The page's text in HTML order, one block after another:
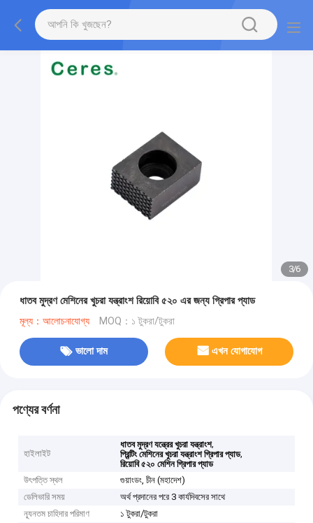
3/6
ধাতব মুদ্রণ মেশিনের খুচরা যন্ত্রাংশ রিয়োবি ৫২০ এর জন্য গ্রিপার প্যাড
মূল্য：আলোচনাযোগ্য MOQ：১ টুকরা/টুকরা
ভালো দাম এখন যোগাযোগ
পণ্যের বর্ণনা
হাইলাইট
ধাতব মুদ্রণ যন্ত্রের খুচরা যন্ত্রাংশ,
প্রিন্টিং মেশিনের খুচরা যন্ত্রাংশ গ্রিপার প্যাড,
রিয়োবি ৫২০ মেশিন গ্রিপার প্যাড
উৎপত্তি স্থল
গুয়াংডং, চীন (মহাদেশ)
ডেলিভারি সময়
অর্থ প্রদানের পরে 3 কার্যদিবসের সাথে
ন্যূনতম চাহিদার পরিমাণ
১ টুকরা/টুকরা